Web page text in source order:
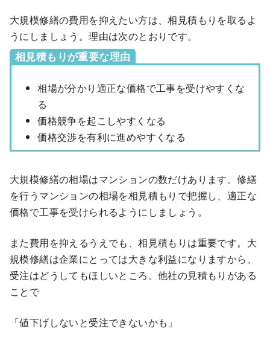
大規模修繕の費用を抑えたい方は、相見積もりを取るよ
うにしましょう。理由は次のとおりです。
相見積もりが重要な理由
相場が分かり適正な価格で工事を受けやすくな
る
価格競争を起こしやすくなる
価格交渉を有利に進めやすくなる
大規模修繕の相場はマンションの数だけあります。修繕
を行うマンションの相場を相見積もりで把握し、適正な
価格で工事を受けられるようにしましょう。
また費用を抑えるうえでも、相見積もりは重要です。大
規模修繕は企業にとっては大きな利益になりますから、
受注はどうしてもほしいところ。他社の見積もりがある
ことで
「値下げしないと受注できないかも」